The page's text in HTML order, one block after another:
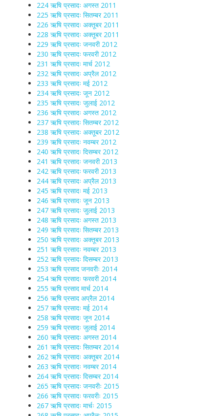
224 ऋषि प्रसादः अगस्त 2011
225 ऋषि प्रसादः सितम्बर 2011
226 ऋषि प्रसादः अक्तूबर 2011
228 ऋषि प्रसादः अक्तूबर 2011
229 ऋषि प्रसादः जनवरी 2012
230 ऋषि प्रसादः फरवरी 2012
231 ऋषि प्रसादः मार्च 2012
232 ऋषि प्रसादः अप्रैल 2012
233 ऋषि प्रसादः मई 2012
234 ऋषि प्रसादः जून 2012
235 ऋषि प्रसादः जुलाई 2012
236 ऋषि प्रसादः अगस्त 2012
237 ऋषि प्रसादः सितम्बर 2012
238 ऋषि प्रसादः अक्तूबर 2012
239 ऋषि प्रसादः नवम्बर 2012
240 ऋषि प्रसादः दिसम्बर 2012
241 ऋषि प्रसादः जनवरी 2013
242 ऋषि प्रसादः फरवरी 2013
244 ऋषि प्रसादः अप्रैल 2013
245 ऋषि प्रसादः मई 2013
246 ऋषि प्रसादः जून 2013
247 ऋषि प्रसादः जुलाई 2013
248 ऋषि प्रसादः अगस्त 2013
249 ऋषि प्रसादः सितम्बर 2013
250 ऋषि प्रसादः अक्तूबर 2013
251 ऋषि प्रसादः नवम्बर 2013
252 ऋषि प्रसादः दिसम्बर 2013
253 ऋषि प्रसाद जनवरीः 2014
254 ऋषि प्रसादः फरवरी 2014
255 ऋषि प्रसाद मार्च 2014
256 ऋषि प्रसाद अप्रैल 2014
257 ऋषि प्रसादः मई 2014
258 ऋषि प्रसादः जून 2014
259 ऋषि प्रसादः जुलाई 2014
260 ऋषि प्रसादः अगस्त 2014
261 ऋषि प्रसादः सितम्बर 2014
262 ऋषि प्रसादः अक्तूबर 2014
263 ऋषि प्रसादः नवम्बर 2014
264 ऋषि प्रसादः दिसम्बर 2014
265 ऋषि प्रसादः जनवरीः 2015
266 ऋषि प्रसादः फरवरीः 2015
267 ऋषि प्रसादः मार्चः 2015